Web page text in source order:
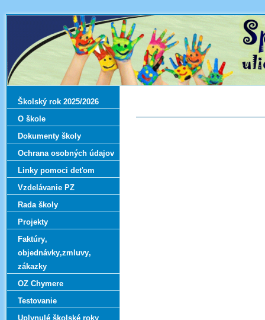
Školský rok 2025/2026
O škole
Dokumenty školy
Ochrana osobných údajov
Linky pomoci deťom
Vzdelávanie PZ
Rada školy
Projekty
Faktúry‚
objednávky‚zmluvy‚
zákazky
OZ Chymere
Testovanie
Uplynulé školské roky